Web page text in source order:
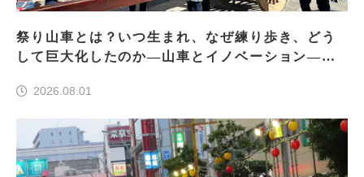
祭り山車とは？いつ生まれ、なぜ練り歩き、どう
して巨大化したのか―山車とイノベーション―＜
2026.08.01